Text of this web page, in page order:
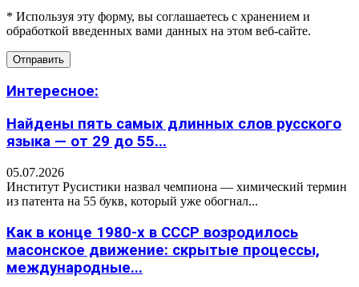
* Используя эту форму, вы соглашаетесь с хранением и
обработкой введенных вами данных на этом веб-сайте.
Интересное:
Найдены пять самых длинных слов русского
языка — от 29 до 55...
05.07.2026
Институт Русистики назвал чемпиона — химический термин
из патента на 55 букв, который уже обогнал...
Как в конце 1980-х в СССР возродилось
масонское движение: скрытые процессы,
международные...